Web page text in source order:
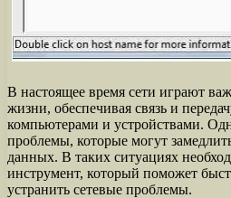
В настоящее время сети играют
жизни, обеспечивая связь и
компьютерами и устройствами.
проблемы, которые могут
данных. В таких ситуациях
инструмент, который поможет
устранить сетевые проблемы.